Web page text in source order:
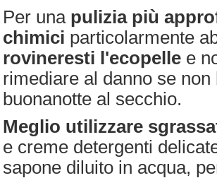
Per una pulizia più
chimici particolarmente
rovineresti l'ecopelle e
rimediare al danno se
buonanotte al secchio.
Meglio utilizzare
e creme detergenti
sapone diluito in acqua,